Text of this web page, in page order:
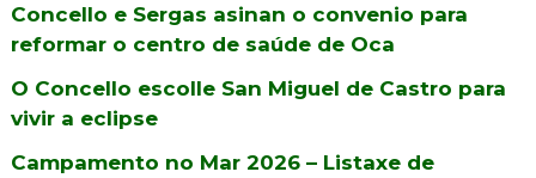
Concello e Sergas asinan o convenio para
reformar o centro de saúde de Oca
O Concello escolle San Miguel de Castro para
vivir a eclipse
Campamento no Mar 2026 – Listaxe de